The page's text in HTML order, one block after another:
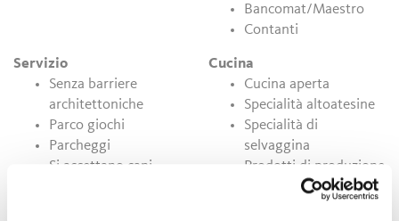
Bancomat/Maestro
Contanti
Servizio
Senza barriere
architettoniche
Parco giochi
Parcheggi
Si accettano cani
Cucina
Cucina aperta
Specialità altoatesine
Specialità di
selvaggina
Prodotti di produzione